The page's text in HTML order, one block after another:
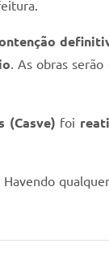
. As obras
(Casve) foi
Havendo